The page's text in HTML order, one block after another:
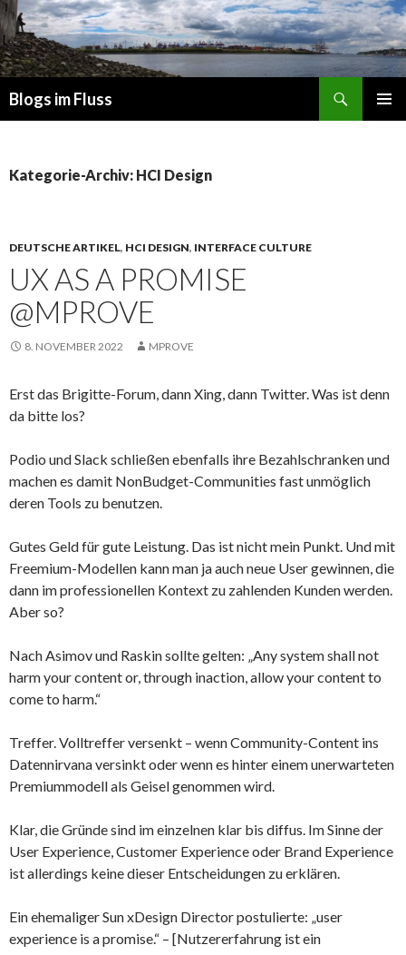
Blogs im Fluss
Kategorie-Archiv: HCI Design
DEUTSCHE ARTIKEL, HCI DESIGN, INTERFACE CULTURE
UX AS A PROMISE
@MPROVE
8. NOVEMBER 2022 MPROVE
Erst das Brigitte-Forum, dann Xing, dann Twitter. Was ist denn
da bitte los?
Podio und Slack schließen ebenfalls ihre Bezahlschranken und
machen es damit NonBudget-Communities fast unmöglich
deren Tools zu benutzen.
Gutes Geld für gute Leistung. Das ist nicht mein Punkt. Und mit
Freemium-Modellen kann man ja auch neue User gewinnen, die
dann im professionellen Kontext zu zahlenden Kunden werden.
Aber so?
Nach Asimov und Raskin sollte gelten: „Any system shall not
harm your content or, through inaction, allow your content to
come to harm.“
Treffer. Volltreffer versenkt – wenn Community-Content ins
Datennirvana versinkt oder wenn es hinter einem unerwarteten
Premiummodell als Geisel genommen wird.
Klar, die Gründe sind im einzelnen klar bis diffus. Im Sinne der
User Experience, Customer Experience oder Brand Experience
ist allerdings keine dieser Entscheidungen zu erklären.
Ein ehemaliger Sun xDesign Director postulierte: „user
experience is a promise.“ – [Nutzererfahrung ist ein